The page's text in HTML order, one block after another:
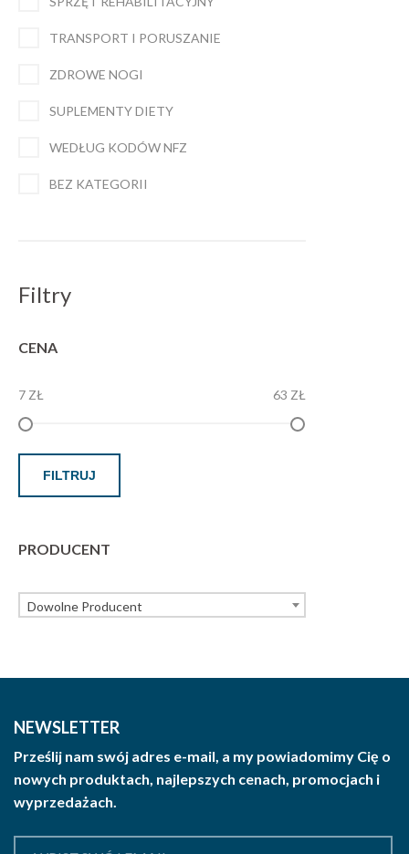
TRANSPORT I PORUSZANIE
ZDROWE NOGI
SUPLEMENTY DIETY
WEDŁUG KODÓW NFZ
BEZ KATEGORII
Filtry
CENA
7 ZŁ 63 ZŁ
FILTRUJ
PRODUCENT
Dowolne Producent
NEWSLETTER
Prześlij nam swój adres e-mail, a my powiadomimy Cię o
nowych produktach, najlepszych cenach, promocjach i
wyprzedażach.